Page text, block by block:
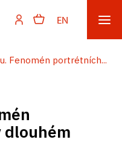
EN
Fenomén portrétních...